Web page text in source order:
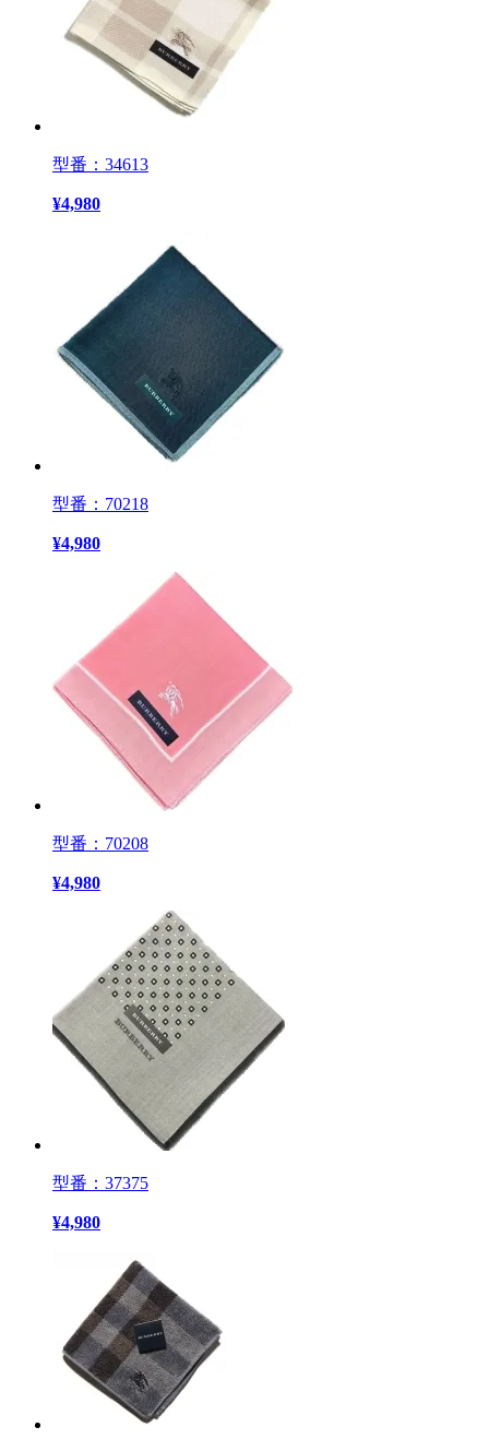
型番：34613
¥4,980
型番：70218
¥4,980
型番：70208
¥4,980
型番：37375
¥4,980